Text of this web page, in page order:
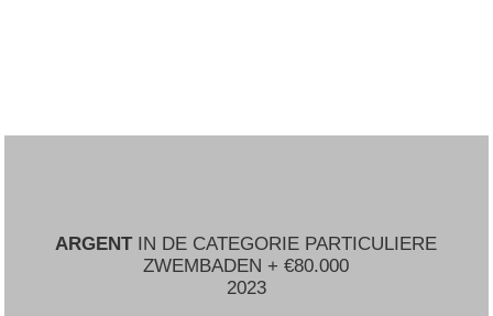
ARGENTIN DE CATEGORIE PARTICULIERE
ZWEMBADEN + €80.000
2023